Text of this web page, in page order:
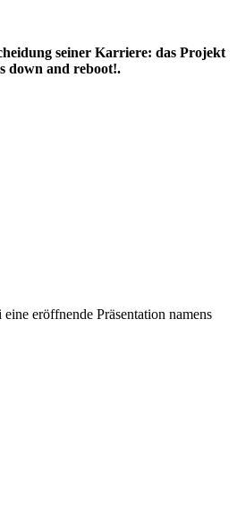
seiner Karriere: das Projekt
down and reboot!.
eröffnende Präsentation namens